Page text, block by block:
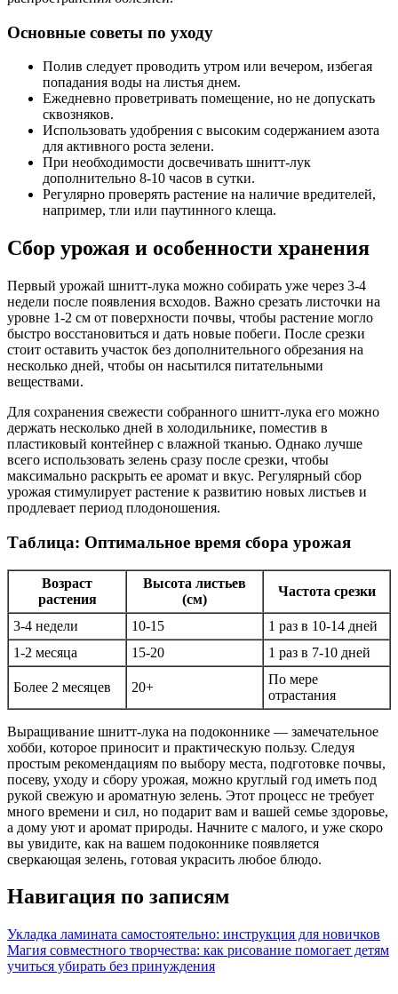
Основные советы по уходу
Полив следует проводить утром или вечером, избегая
попадания воды на листья днем.
Ежедневно проветривать помещение, но не допускать
сквозняков.
Использовать удобрения с высоким содержанием азота
для активного роста зелени.
При необходимости досвечивать шнитт-лук
дополнительно 8-10 часов в сутки.
Регулярно проверять растение на наличие вредителей,
например, тли или паутинного клеща.
Сбор урожая и особенности хранения
Первый урожай шнитт-лука можно собирать уже через 3-4
недели после появления всходов. Важно срезать листочки на
уровне 1-2 см от поверхности почвы, чтобы растение могло
быстро восстановиться и дать новые побеги. После срезки
стоит оставить участок без дополнительного обрезания на
несколько дней, чтобы он насытился питательными
веществами.
Для сохранения свежести собранного шнитт-лука его можно
держать несколько дней в холодильнике, поместив в
пластиковый контейнер с влажной тканью. Однако лучше
всего использовать зелень сразу после срезки, чтобы
максимально раскрыть ее аромат и вкус. Регулярный сбор
урожая стимулирует растение к развитию новых листьев и
продлевает период плодоношения.
Таблица: Оптимальное время сбора урожая
Возраст
растения
Высота листьев
(см)
Частота срезки
3-4 недели 10-15
1 раз в 10-14 дней
1-2 месяца
15-20 1 раз в 7-10 дней
Более 2 месяцев 20+
По мере
отрастания
Выращивание шнитт-лука на подоконнике — замечательное
хобби, которое приносит и практическую пользу. Следуя
простым рекомендациям по выбору места, подготовке почвы,
посеву, уходу и сбору урожая, можно круглый год иметь под
рукой свежую и ароматную зелень. Этот процесс не требует
много времени и сил, но подарит вам и вашей семье здоровье,
а дому уют и аромат природы. Начните с малого, и уже скоро
вы увидите, как на вашем подоконнике появляется
сверкающая зелень, готовая украсить любое блюдо.
Навигация по записям
Укладка ламината самостоятельно: инструкция для новичков
Магия совместного творчества: как рисование помогает детям
учиться убирать без принуждения